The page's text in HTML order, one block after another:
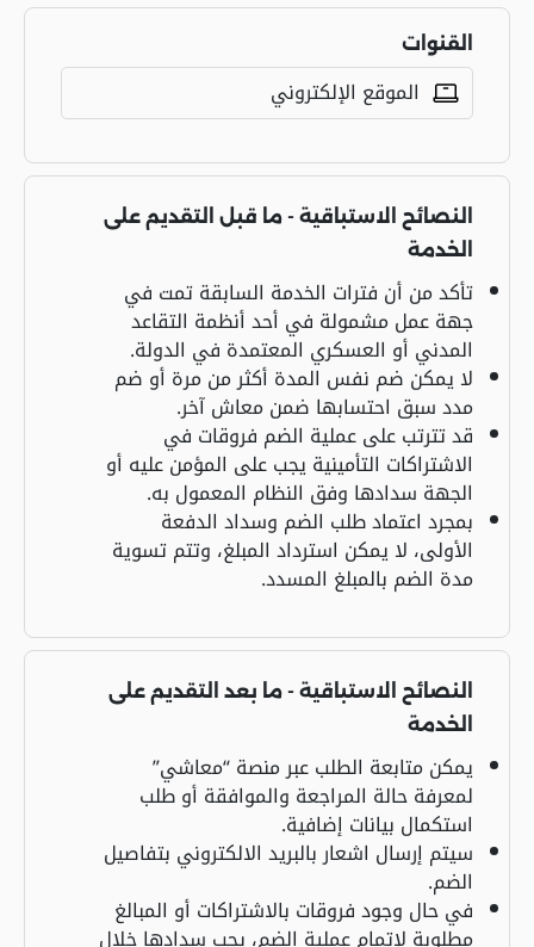
القنوات
الموقع الإلكتروني
النصائح الاستباقية - ما قبل التقديم على
الخدمة
تأكد من أن فترات الخدمة السابقة تمت في
جهة عمل مشمولة في أحد أنظمة التقاعد
المدني أو العسكري المعتمدة في الدولة.
لا يمكن ضم نفس المدة أكثر من مرة أو ضم
مدد سبق احتسابها ضمن معاش آخر.
قد تترتب على عملية الضم فروقات في
الاشتراكات التأمينية يجب على المؤمن عليه أو
الجهة سدادها وفق النظام المعمول به.
بمجرد اعتماد طلب الضم وسداد الدفعة
الأولى، لا يمكن استرداد المبلغ، وتتم تسوية
مدة الضم بالمبلغ المسدد.
النصائح الاستباقية - ما بعد التقديم على
الخدمة
يمكن متابعة الطلب عبر منصة “معاشي”
لمعرفة حالة المراجعة والموافقة أو طلب
استكمال بيانات إضافية.
سيتم إرسال اشعار بالبريد الالكتروني بتفاصيل
الضم.
في حال وجود فروقات بالاشتراكات أو المبالغ
مطلوبة لإتمام عملية الضم، يجب سدادها خلال